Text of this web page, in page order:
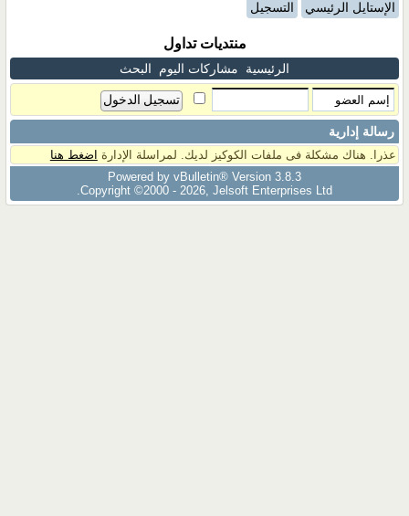
الإستايل الرئيسي التسجيل
منتديات تداول
الرئيسية مشاركات اليوم البحث
رسالة إدارية
عذرا. هناك مشكلة فى ملفات الكوكيز لديك. لمراسلة الإدارة اضغط هنا
Powered by vBulletin® Version 3.8.3
Copyright ©2000 - 2026, Jelsoft Enterprises Ltd.